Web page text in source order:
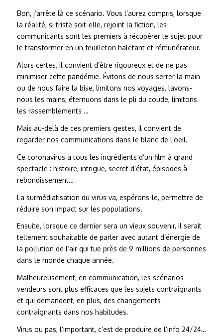
Bon, j’arrête là ce scénario. Vous l’aurez compris, lorsque
la réalité, si triste soit-elle, rejoint la fiction, les
communicants sont les premiers à récupérer le sujet pour
le transformer en un feuilleton haletant et rémunérateur.
Alors certes, il convient d’être rigoureux et de ne pas
minimiser cette pandémie. Évitons de nous serrer la main
ou de nous faire la bise, limitons nos voyages, lavons-
nous les mains, éternuons dans le pli du coude, limitons
les rassemblements …
Mais au-delà de ces premiers gestes, il convient de
regarder nos communications dans le blanc de l’oeil.
Ce coronavirus a tous les ingrédients d’un film à grand
spectacle : histoire, intrigue, secret d’état, épisodes à
rebondissement…
La surmédiatisation du virus va, espérons-le, permettre de
réduire son impact sur les populations.
Ensuite, lorsque ce dernier sera un vieux souvenir, il serait
tellement souhaitable de parler avec autant d’énergie de
la pollution de l’air qui tue près de 9 millions de personnes
dans le monde chaque année.
Malheureusement, en communication, les scénarios
vendeurs sont plus efficaces que les sujets contraignants
et qui demandent, en plus, des changements
contraignants dans nos habitudes.
Virus ou pas, l’important, c’est de produire de l’info 24/24…